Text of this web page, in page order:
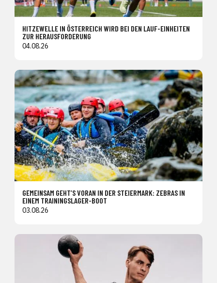
HITZEWELLE IN ÖSTERREICH WIRD BEI DEN LAUF-EINHEITEN
ZUR HERAUSFORDERUNG
04.08.26
GEMEINSAM GEHT’S VORAN IN DER STEIERMARK: ZEBRAS IN
EINEM TRAININGSLAGER-BOOT
03.08.26